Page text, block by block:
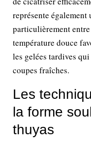
représente
particulièrement
température douce
les gelées tardives
coupes fraîches.
Les
la forme
thuyas